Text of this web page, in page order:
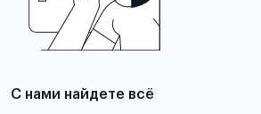
С нами найдете всё